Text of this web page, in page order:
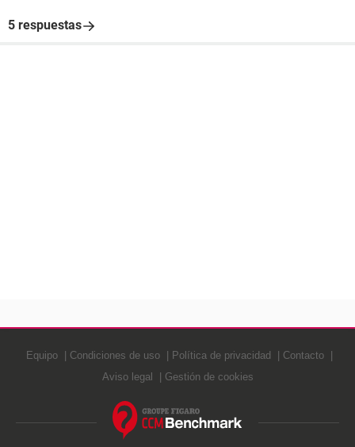
5 respuestas
Equipo Condiciones de uso Política de privacidad
Contacto
Aviso legal
Gestión de cookies